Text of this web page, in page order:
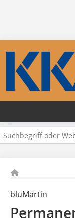
bluMartin